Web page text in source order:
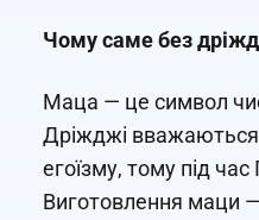
Чому саме без
Маца — це символ
Дріжджі
егоїзму, тому під
Виготовлення маци